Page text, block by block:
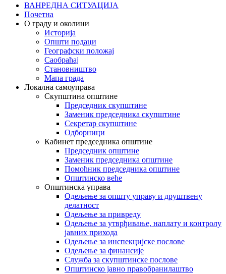
ВАНРЕДНА СИТУАЦИЈА
Почетна
О граду и околини
Историја
Општи подаци
Географски положај
Саобраћај
Становништво
Мапа града
Локална самоуправа
Скупштина општине
Председник скупштине
Заменик председника скупштине
Секретар скупштине
Одборници
Кабинет председника општине
Председник општине
Заменик председника општине
Помоћник председника општине
Општинско веће
Општинска управа
Одељење за општу управу и друштвену
делатност
Одељење за привреду
Одељење за утврђивање, наплату и контролу
јавних прихода
Одељење за инспекцијске послове
Одељење за финансије
Служба за скупштинске послове
Општинско јавно правобранилаштво